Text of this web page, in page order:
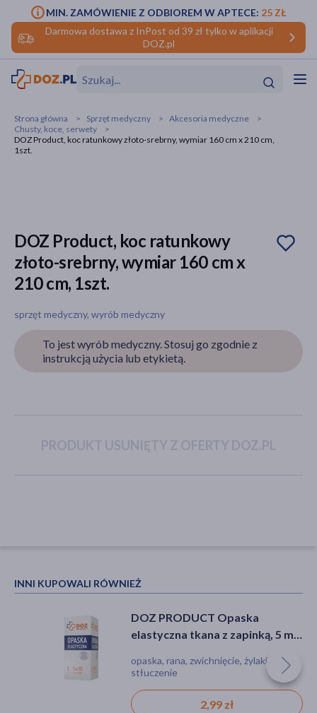
Darmowa dostawa z InPost od 39 zł tylko w aplikacji
DOZ.pl
MIN. ZAMÓWIENIE Z ODBIOREM W APTECE: 25 ZŁ
Hit
Strona główna Sprzęt medyczny
Akcesoria medyczne
Chusty, koce, serwety
DOZ Product, koc ratunkowy złoto-srebrny, wymiar 160 cm x 210 cm,
1szt.
DOZ Product, koc ratunkowy
złoto-srebrny, wymiar 160 cm x
210 cm, 1szt.
sprzęt medyczny, wyrób medyczny
To jest wyrób medyczny. Stosuj go zgodnie z
instrukcją użycia lub etykietą.
PRODUKT USUNIĘTY Z OFERTY DOZ.PL
INNI KUPOWALI RÓWNIEŻ
DOZ PRODUCT Opaska
elastyczna tkana z zapinką, 5 m x
opaska, rana, zwichnięcie, żylaki,
stłuczenie
2,99 zł